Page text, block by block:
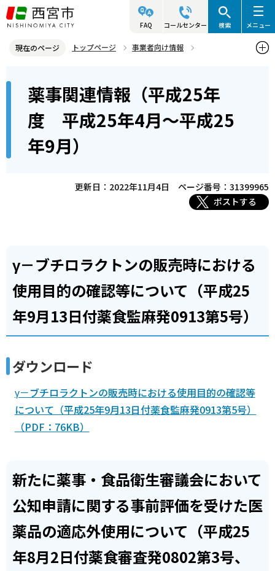
こ
の
ジ
す
FAQ コールセンター 検索 メニュー
現在のページ トップページ
事業者向け情報
薬事関連情報（平成25年度 平成25年4月～平成25年9月）
ら
薬事関連情報（平成25年
度 平成25年4月～平成25
年9月）
更新日：2022年11月4日
ページ番号：31399965
ポストする
γ－ブチロラクトンの販売時における
使用目的の確認等について（平成25
年9月13日付薬食監麻発0913第5号）
ダウンロード
γ－ブチロラクトンの販売時における使用目的の確認等
について（平成25年9月13日付薬食監麻発0913第5号）
（PDF：76KB）
新たに薬事・食品衛生審議会において
公知申請に関する事前評価を受けた医
薬品の適応外使用について（平成25
年8月2日付薬食審査発0802第3号、